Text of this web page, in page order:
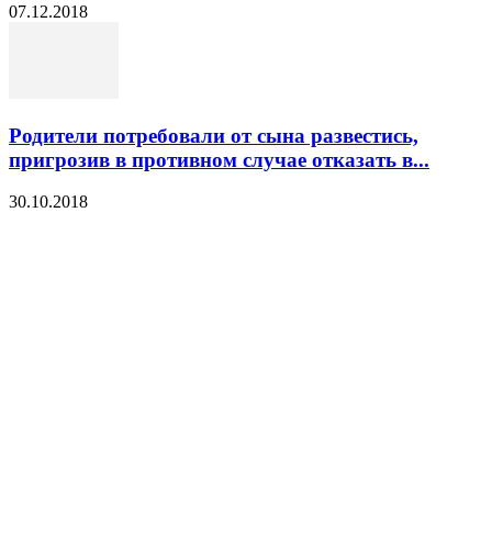
07.12.2018
Родители потребовали от сына развестись,
пригрозив в противном случае отказать в...
30.10.2018